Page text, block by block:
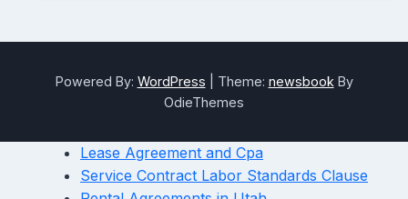
Powered By: WordPress Theme: newsbook By
OdieThemes
Lease Agreement and Cpa
Service Contract Labor Standards Clause